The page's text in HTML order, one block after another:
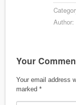
Author:
Your
Your email address
marked *